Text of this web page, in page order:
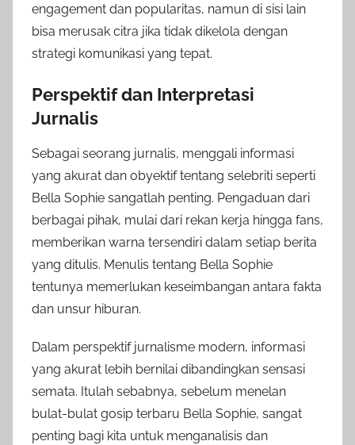
engagement dan popularitas, namun di sisi lain
bisa merusak citra jika tidak dikelola dengan
strategi komunikasi yang tepat.
Perspektif dan Interpretasi
Jurnalis
Sebagai seorang jurnalis, menggali informasi
yang akurat dan obyektif tentang selebriti seperti
Bella Sophie sangatlah penting. Pengaduan dari
berbagai pihak, mulai dari rekan kerja hingga fans,
memberikan warna tersendiri dalam setiap berita
yang ditulis. Menulis tentang Bella Sophie
tentunya memerlukan keseimbangan antara fakta
dan unsur hiburan.
Dalam perspektif jurnalisme modern, informasi
yang akurat lebih bernilai dibandingkan sensasi
semata. Itulah sebabnya, sebelum menelan
bulat-bulat gosip terbaru Bella Sophie, sangat
penting bagi kita untuk menganalisis dan